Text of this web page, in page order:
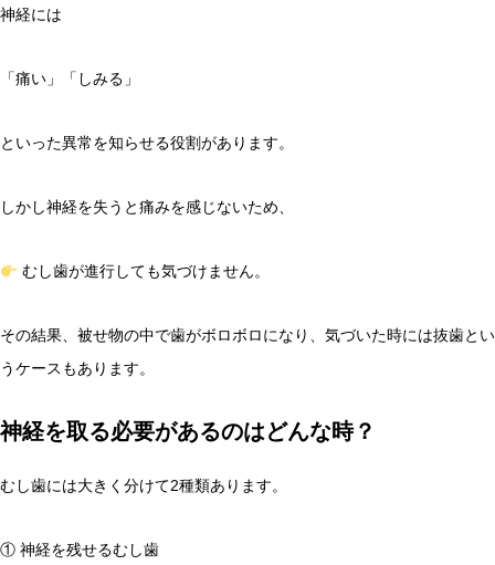
神経には
「痛い」「しみる」
といった異常を知らせる役割があります。
しかし神経を失うと痛みを感じないため、
むし歯が進行しても気づけません。
その結果、被せ物の中で歯がボロボロになり、気づいた時には抜歯とい
うケースもあります。
神経を取る必要があるのはどんな時？
むし歯には大きく分けて2種類あります。
① 神経を残せるむし歯